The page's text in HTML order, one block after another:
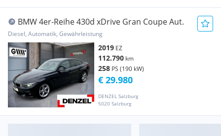
BMW 4er-Reihe 430d xDrive Gran Coupe Aut.
Diesel, Automatik, Gewährleistung
2019 EZ
112.790 km
258 PS (190 kW)
DENZEL Salzburg
5020 Salzburg
€ 29.980